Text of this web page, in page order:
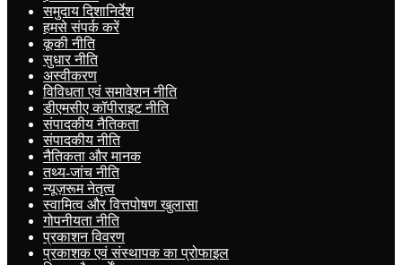
समुदाय दिशानिर्देश
हमसे संपर्क करें
कूकी नीति
सुधार नीति
अस्वीकरण
विविधता एवं समावेशन नीति
डीएमसीए कॉपीराइट नीति
संपादकीय नैतिकता
संपादकीय नीति
नैतिकता और मानक
तथ्य-जांच नीति
न्यूज़रूम नेतृत्व
स्वामित्व और वित्तपोषण खुलासा
गोपनीयता नीति
प्रकाशन विवरण
प्रकाशक एवं संस्थापक का प्रोफाइल